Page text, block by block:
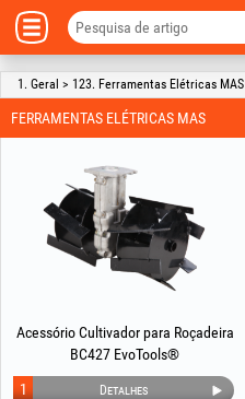
1. Geral > 123. Ferramentas Elétricas MAS
FERRAMENTAS ELÉTRICAS MAS
Acessório Cultivador para Roçadeira
BC427 EvoTools®
Detalhes
1